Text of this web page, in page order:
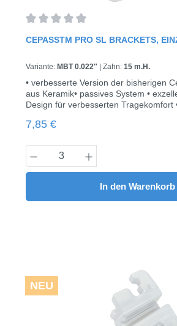
CEPASSTM PRO SL BRACKETS,
Variante: MBT 0.022″ | Zahn: 15 m.H.
• verbesserte Version der bisherigen
aus Keramik• passives System •
Design für verbesserten Tragekomfort
Regulärer Preis:
7,85 €
Produkt Anzahl: Gib
In den Warenkorb
NEU